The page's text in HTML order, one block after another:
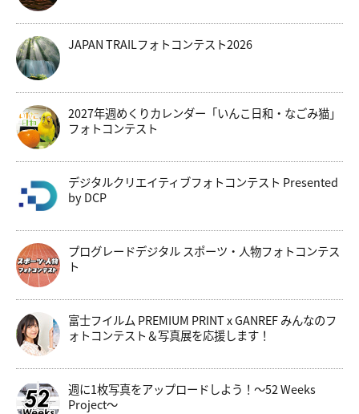
JAPAN TRAILフォトコンテスト2026
2027年週めくりカレンダー「いんこ日和・なごみ猫」
フォトコンテスト
デジタルクリエイティブフォトコンテスト Presented
by DCP
プログレードデジタル スポーツ・人物フォトコンテス
ト
富士フイルム PREMIUM PRINT x GANREF みんなのフ
ォトコンテスト＆写真展を応援します！
週に1枚写真をアップロードしよう！～52 Weeks
Project～